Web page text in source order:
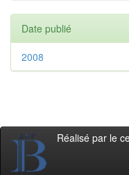
Date publié
2008
Réalisé par le